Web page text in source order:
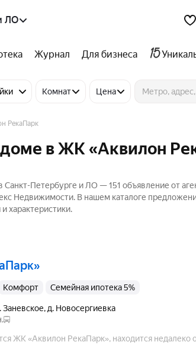
ЛО
Журнал Для бизнеса
Комнат Цена
РекаПарк
в ЖК «Аквилон
Петербурге и ЛО — 151 объявление от
Недвижимости. В нашем каталоге
характеристики.
комфорт Семейная ипотека 5%
Заневское, д. Новосергиевка
ЖК «Аквилон РекаПарк», находится недалеко